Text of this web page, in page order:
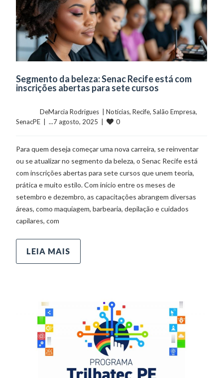
Segmento da beleza: Senac Recife está com
inscrições abertas para sete cursos
	    	DeMarcia Rodrigues  |
Notícias, Recife, Salão Empresa
SenacPE
  |  ...7 agosto, 2025  |
0
Para quem deseja começar uma nova carreira, se reinventar
ou se atualizar no segmento da beleza, o Senac Recife está
com inscrições abertas para sete cursos que unem teoria,
prática e muito estilo. Com início entre os meses de
setembro e dezembro, as capacitações abrangem diversas
áreas, como maquiagem, barbearia, depilação e cuidados
capilares, com
LEIA MAIS